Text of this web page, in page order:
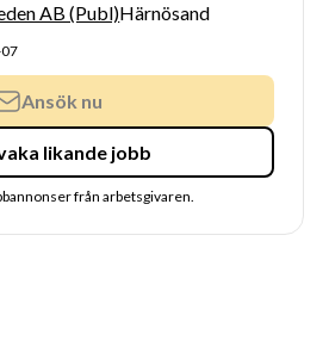
AB (Publ)Härnösand
Ansök nu
likande jobb
från arbetsgivaren.